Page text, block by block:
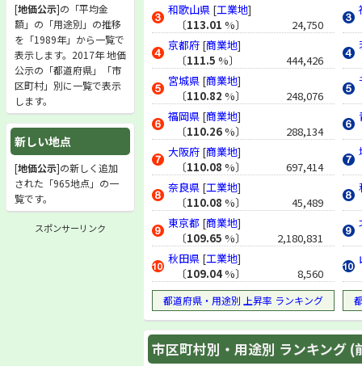
和歌山県 [工業地]
〔113.01 %〕
24,750
京都府 [商業地]
〔111.5 %〕
444,426
宮城県 [商業地]
〔110.82 %〕
248,076
福岡県 [商業地]
〔110.26%〕
288,134
大阪府 [商業地]
〔110.08 %〕
697,414
奈良県 [工業地]
〔110.08 %〕
45,489
東京都 [商業地]
〔109.65 %〕
2,180,831
秋田県 [工業地]
〔109.04%〕 8,560
都道府県・用途別 上昇率 ランキング
市区町村別・用途別 ランキング (
[地価公示]の「平均金
額」の「用途別」の推移
を「1989年」から一覧で
表示します。2017年 地価
公示の「都道府県」「市
区町村」別に一覧で表示
します。
新しい地点
[地価公示]の新しく追加
された「965地点」の一
覧です。
スポンサーリンク